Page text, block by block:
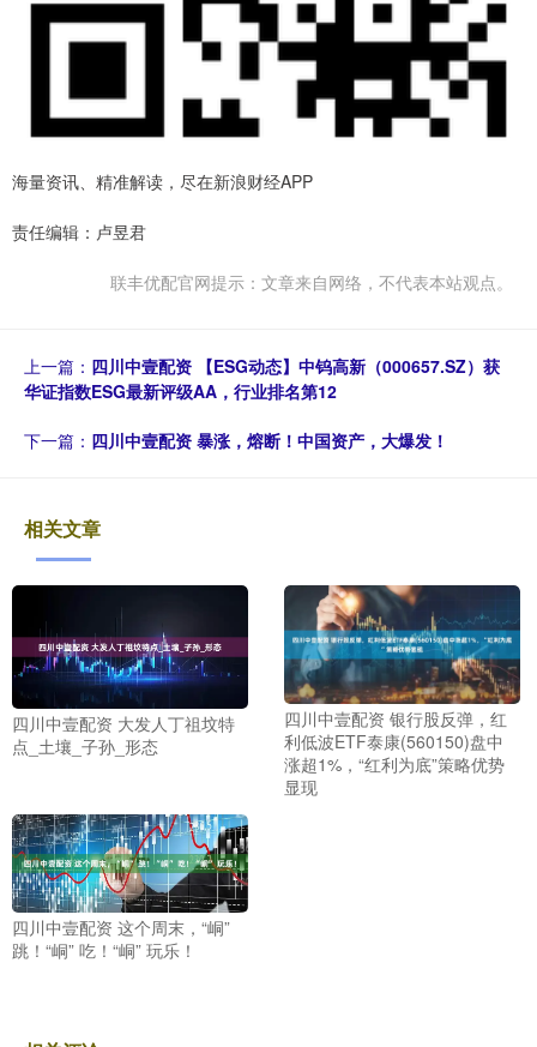
海量资讯、精准解读，尽在新浪财经APP
责任编辑：卢昱君
联丰优配官网提示：文章来自网络，不代表本站观点。
上一篇： 四川中壹配资 【ESG动态】中钨高新（000657.SZ）获
华证指数ESG最新评级AA，行业排名第12
下一篇： 四川中壹配资 暴涨，熔断！中国资产，大爆发！
相关文章
四川中壹配资 大发人丁祖坟特
点_土壤_子孙_形态
四川中壹配资 银行股反弹，红
利低波ETF泰康(560150)盘中
涨超1%，“红利为底”策略优势
显现
四川中壹配资 这个周末，“峒”
跳！“峒” 吃！“峒” 玩乐！